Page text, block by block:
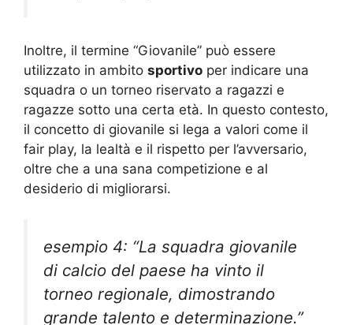
Inoltre, il termine “Giovanile” può essere
utilizzato in ambito sportivo per indicare una
squadra o un torneo riservato a ragazzi e
ragazze sotto una certa età. In questo contesto,
il concetto di giovanile si lega a valori come il
fair play, la lealtà e il rispetto per l’avversario,
oltre che a una sana competizione e al
desiderio di migliorarsi.
esempio 4: “La squadra giovanile
di calcio del paese ha vinto il
torneo regionale, dimostrando
grande talento e determinazione.”